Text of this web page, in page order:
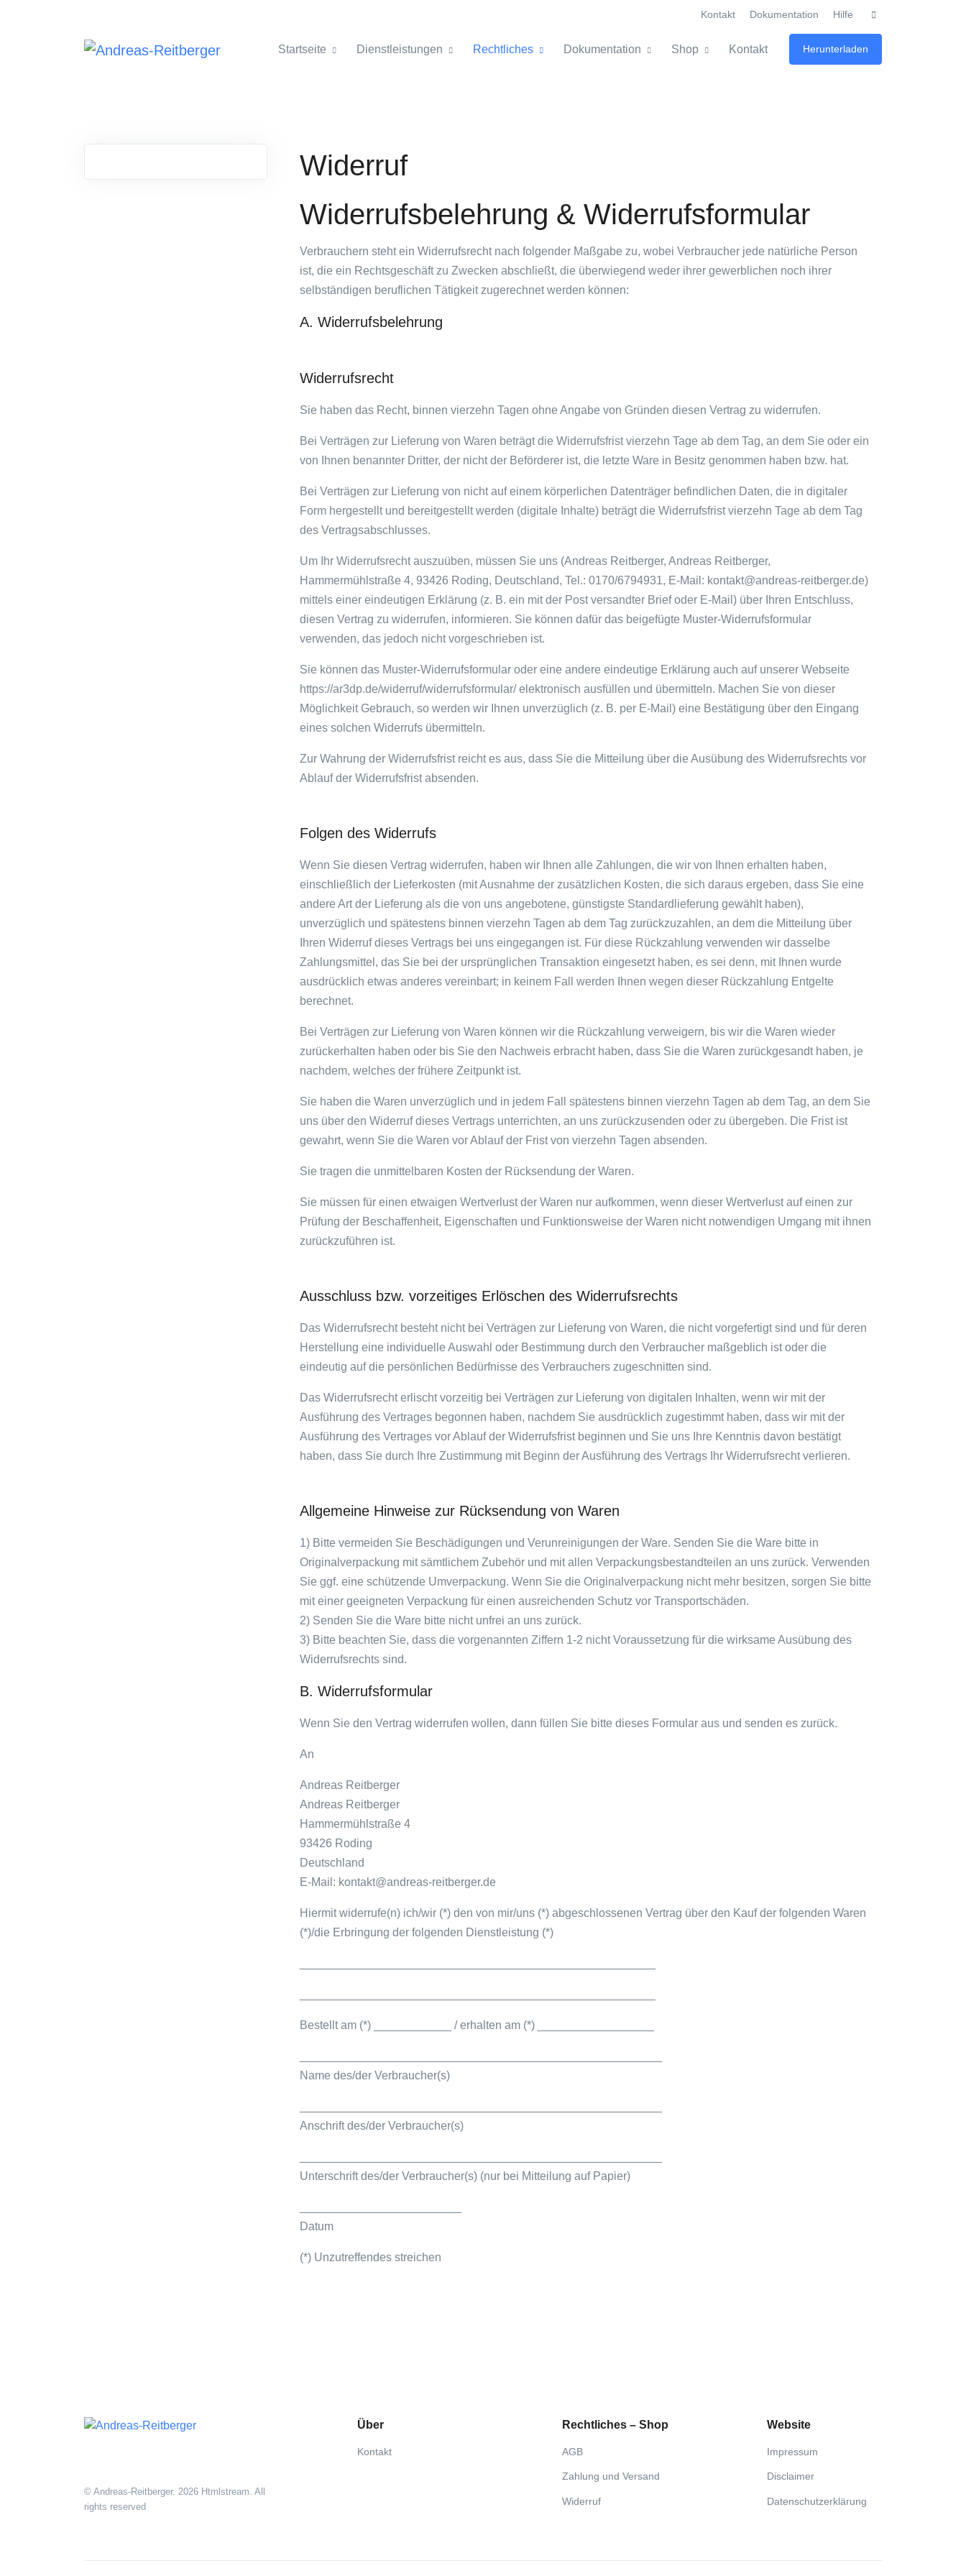
Kontakt Dokumentation Hilfe
Startseite Dienstleistungen Rechtliches Dokumentation Shop Kontakt Herunterladen
Widerruf
Widerrufsbelehrung & Widerrufsformular
Verbrauchern steht ein Widerrufsrecht nach folgender Maßgabe zu, wobei Verbraucher jede natürliche Person
ist, die ein Rechtsgeschäft zu Zwecken abschließt, die überwiegend weder ihrer gewerblichen noch ihrer
selbständigen beruflichen Tätigkeit zugerechnet werden können:
A. Widerrufsbelehrung
Widerrufsrecht
Sie haben das Recht, binnen vierzehn Tagen ohne Angabe von Gründen diesen Vertrag zu widerrufen.
Bei Verträgen zur Lieferung von Waren beträgt die Widerrufsfrist vierzehn Tage ab dem Tag, an dem Sie oder ein
von Ihnen benannter Dritter, der nicht der Beförderer ist, die letzte Ware in Besitz genommen haben bzw. hat.
Bei Verträgen zur Lieferung von nicht auf einem körperlichen Datenträger befindlichen Daten, die in digitaler
Form hergestellt und bereitgestellt werden (digitale Inhalte) beträgt die Widerrufsfrist vierzehn Tage ab dem Tag
des Vertragsabschlusses.
Um Ihr Widerrufsrecht auszuüben, müssen Sie uns (Andreas Reitberger, Andreas Reitberger,
Hammermühlstraße 4, 93426 Roding, Deutschland, Tel.: 0170/6794931, E-Mail: kontakt@andreas-reitberger.de)
mittels einer eindeutigen Erklärung (z. B. ein mit der Post versandter Brief oder E-Mail) über Ihren Entschluss,
diesen Vertrag zu widerrufen, informieren. Sie können dafür das beigefügte Muster-Widerrufsformular
verwenden, das jedoch nicht vorgeschrieben ist.
Sie können das Muster-Widerrufsformular oder eine andere eindeutige Erklärung auch auf unserer Webseite
https://ar3dp.de/widerruf/widerrufsformular/ elektronisch ausfüllen und übermitteln. Machen Sie von dieser
Möglichkeit Gebrauch, so werden wir Ihnen unverzüglich (z. B. per E-Mail) eine Bestätigung über den Eingang
eines solchen Widerrufs übermitteln.
Zur Wahrung der Widerrufsfrist reicht es aus, dass Sie die Mitteilung über die Ausübung des Widerrufsrechts vor
Ablauf der Widerrufsfrist absenden.
Folgen des Widerrufs
Wenn Sie diesen Vertrag widerrufen, haben wir Ihnen alle Zahlungen, die wir von Ihnen erhalten haben,
einschließlich der Lieferkosten (mit Ausnahme der zusätzlichen Kosten, die sich daraus ergeben, dass Sie eine
andere Art der Lieferung als die von uns angebotene, günstigste Standardlieferung gewählt haben),
unverzüglich und spätestens binnen vierzehn Tagen ab dem Tag zurückzuzahlen, an dem die Mitteilung über
Ihren Widerruf dieses Vertrags bei uns eingegangen ist. Für diese Rückzahlung verwenden wir dasselbe
Zahlungsmittel, das Sie bei der ursprünglichen Transaktion eingesetzt haben, es sei denn, mit Ihnen wurde
ausdrücklich etwas anderes vereinbart; in keinem Fall werden Ihnen wegen dieser Rückzahlung Entgelte
berechnet.
Bei Verträgen zur Lieferung von Waren können wir die Rückzahlung verweigern, bis wir die Waren wieder
zurückerhalten haben oder bis Sie den Nachweis erbracht haben, dass Sie die Waren zurückgesandt haben, je
nachdem, welches der frühere Zeitpunkt ist.
Sie haben die Waren unverzüglich und in jedem Fall spätestens binnen vierzehn Tagen ab dem Tag, an dem Sie
uns über den Widerruf dieses Vertrags unterrichten, an uns zurückzusenden oder zu übergeben. Die Frist ist
gewahrt, wenn Sie die Waren vor Ablauf der Frist von vierzehn Tagen absenden.
Sie tragen die unmittelbaren Kosten der Rücksendung der Waren.
Sie müssen für einen etwaigen Wertverlust der Waren nur aufkommen, wenn dieser Wertverlust auf einen zur
Prüfung der Beschaffenheit, Eigenschaften und Funktionsweise der Waren nicht notwendigen Umgang mit ihnen
zurückzuführen ist.
Ausschluss bzw. vorzeitiges Erlöschen des Widerrufsrechts
Das Widerrufsrecht besteht nicht bei Verträgen zur Lieferung von Waren, die nicht vorgefertigt sind und für deren
Herstellung eine individuelle Auswahl oder Bestimmung durch den Verbraucher maßgeblich ist oder die
eindeutig auf die persönlichen Bedürfnisse des Verbrauchers zugeschnitten sind.
Das Widerrufsrecht erlischt vorzeitig bei Verträgen zur Lieferung von digitalen Inhalten, wenn wir mit der
Ausführung des Vertrages begonnen haben, nachdem Sie ausdrücklich zugestimmt haben, dass wir mit der
Ausführung des Vertrages vor Ablauf der Widerrufsfrist beginnen und Sie uns Ihre Kenntnis davon bestätigt
haben, dass Sie durch Ihre Zustimmung mit Beginn der Ausführung des Vertrags Ihr Widerrufsrecht verlieren.
Allgemeine Hinweise zur Rücksendung von Waren
1) Bitte vermeiden Sie Beschädigungen und Verunreinigungen der Ware. Senden Sie die Ware bitte in
Originalverpackung mit sämtlichem Zubehör und mit allen Verpackungsbestandteilen an uns zurück. Verwenden
Sie ggf. eine schützende Umverpackung. Wenn Sie die Originalverpackung nicht mehr besitzen, sorgen Sie bitte
mit einer geeigneten Verpackung für einen ausreichenden Schutz vor Transportschäden.
2) Senden Sie die Ware bitte nicht unfrei an uns zurück.
3) Bitte beachten Sie, dass die vorgenannten Ziffern 1-2 nicht Voraussetzung für die wirksame Ausübung des
Widerrufsrechts sind.
B. Widerrufsformular
Wenn Sie den Vertrag widerrufen wollen, dann füllen Sie bitte dieses Formular aus und senden es zurück.
An
Andreas Reitberger
Andreas Reitberger
Hammermühlstraße 4
93426 Roding
Deutschland
E-Mail: kontakt@andreas-reitberger.de
Hiermit widerrufe(n) ich/wir (*) den von mir/uns (*) abgeschlossenen Vertrag über den Kauf der folgenden Waren
(*)/die Erbringung der folgenden Dienstleistung (*)
Bestellt am (*) ____________ / erhalten am (*) __________________
Name des/der Verbraucher(s)
Anschrift des/der Verbraucher(s)
Unterschrift des/der Verbraucher(s) (nur bei Mitteilung auf Papier)
Datum
(*) Unzutreffendes streichen
Über
Kontakt
Rechtliches – Shop
AGB
Zahlung und Versand
Widerruf
Website
Impressum
Disclaimer
Datenschutzerklärung
© Andreas-Reitberger. 2026 Htmlstream. All
rights reserved